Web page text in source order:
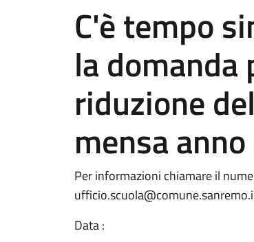
C'è tempo
la
riduzione
mensa
Per informazioni chiamare il
Data :